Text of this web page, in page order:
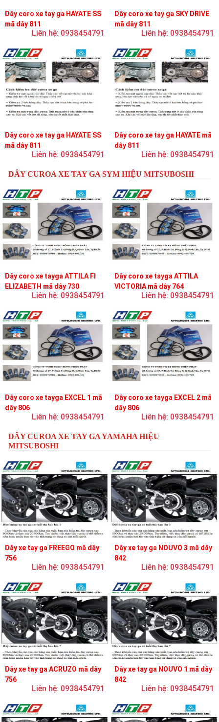
Dây coro xe tay ga HAYATE SS
mã dây 811
Liên hệ: 0938454791
Dây coro xe tay ga SKY DRIVE
mã dây 811
Liên hệ: 0938454791
Dây coro xe tay ga HAYATE SS
mã dây 811
Liên hệ: 0938454791
Dây coro xe tay ga HAYATE mã
dây 811
Liên hệ: 0938454791
DÂY CUROA XE TAY GA SYM HIỆU MITSUBOSHI
Dây coro xe tayga ATTILA FI
ELIZABETH mã dây 730
Liên hệ: 0938454791
Dây coro xe tayga ATTILA
VICTORIA mã dây 764
Liên hệ: 0938454791
Dây coro xe tayga EXCEL 1 mã
dây 806
Liên hệ: 0938454791
Dây coro xe tayga EXCEL 2 mã
dây 806
Liên hệ: 0938454791
DÂY CUROA XE TAY GA YAMAHA HIỆU
MITSUBOSHI
Dây xe tay ga FREEGO mã dây
756
Liên hệ: 0938454791
Dây xe tay ga NOUVO 3 mã dây
842
Liên hệ: 0938454791
Dây xe tay ga ACRUZO mã dây
756
Liên hệ: 0938454791
Dây xe tay ga NOUVO 1 mã dây
842
Liên hệ: 0938454791